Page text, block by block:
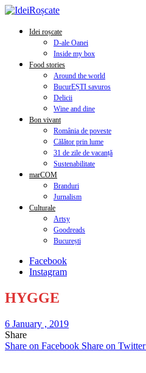
Idei roșcate
D-ale Oanei
Inside my box
Food stories
Around the world
BucurEȘTI savuros
Delicii
Wine and dine
Bon vivant
România de poveste
Călător prin lume
31 de zile de vacanță
Sustenabilitate
marCOM
Branduri
Jurnalism
Culturale
Artsy
Goodreads
București
Facebook
Instagram
HYGGE
6 January , 2019
Share
Share on Facebook Share on Twitter